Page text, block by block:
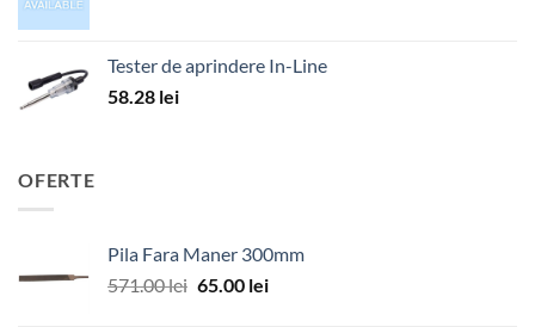
Tester de aprindere In-Line
58.28 lei
OFERTE
Pila Fara Maner 300mm
571.00lei Prețul
65.00 leiPrețul